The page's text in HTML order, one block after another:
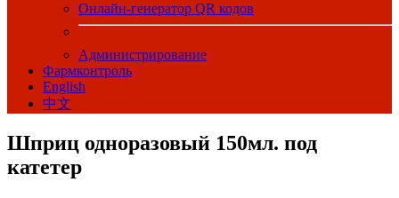
Онлайн-генератор QR кодов
Администрирование
Фармконтроль
English
中文
Шприц одноразовый 150мл. под
катетер